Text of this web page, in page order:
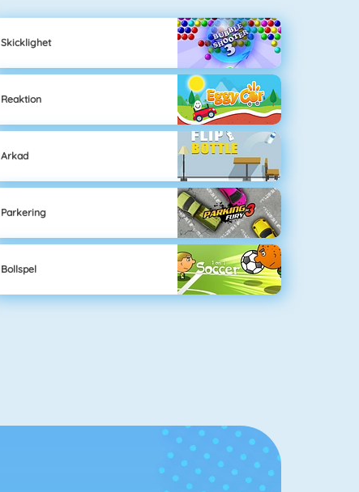
Skicklighet
Reaktion
Arkad
Parkering
Bollspel